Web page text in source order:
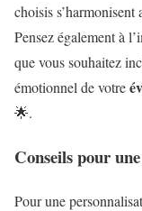
choisis s’harmonisent
Pensez également à
que vous souhaitez
émotionnel de votre
🌟.
Conseils pour
Pour une